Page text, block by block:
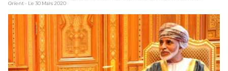
Orient- Le 30 Mars 2020